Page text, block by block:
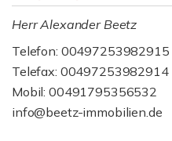
Herr Alexander Beetz
Telefon: 00497253982915
Telefax: 00497253982914
Mobil: 00491795356532
info@beetz-immobilien.de